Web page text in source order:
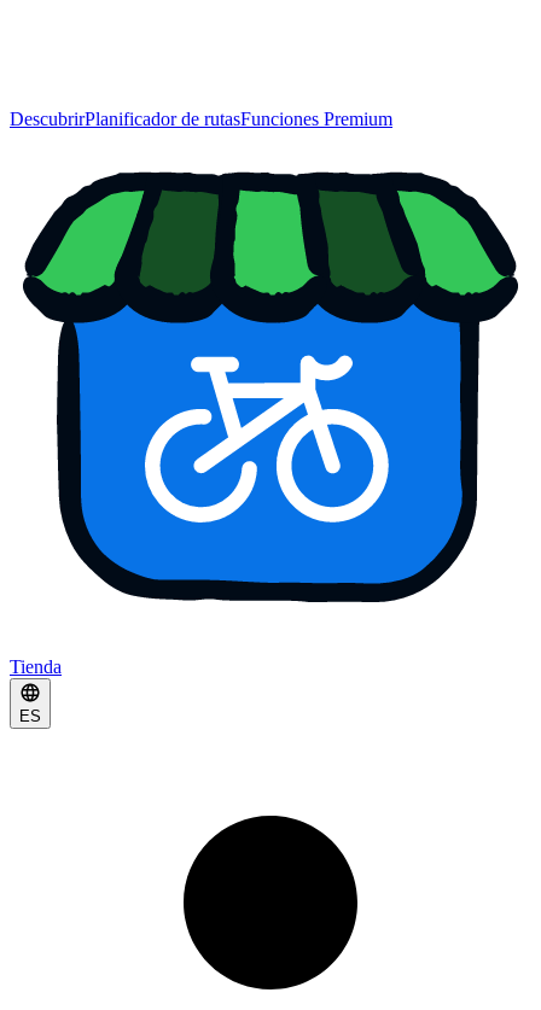
DescubrirPlanificador de rutasFunciones Premium
Tienda
ES